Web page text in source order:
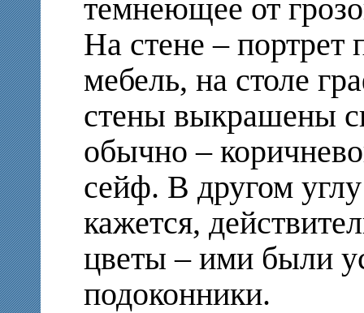
темнеющее от
На стене – портрет
мебель, на столе
стены выкрашены
обычно –
сейф. В другом
кажется,
цветы – ими были
подоконники.